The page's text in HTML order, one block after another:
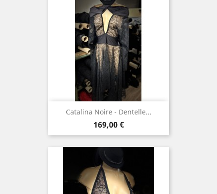
Catalina Noire - Dentelle...
Prix
169,00 €